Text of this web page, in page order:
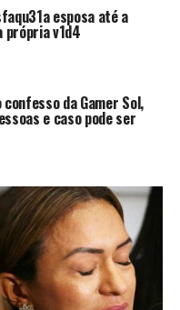
esposa até a
v1d4
da Gamer Sol,
e caso pode ser